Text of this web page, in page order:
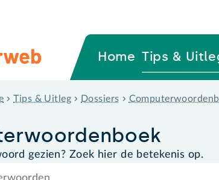
Home Tips &
Tips & Uitleg Dossiers
gezien? Zoek hier de betekenis op.